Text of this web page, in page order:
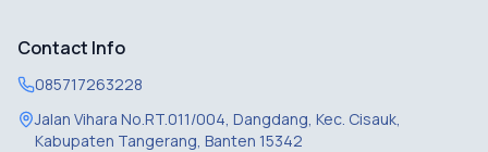
Contact Info
085717263228
Jalan Vihara No.RT.011/004, Dangdang, Kec. Cisauk,
Kabupaten Tangerang, Banten 15342